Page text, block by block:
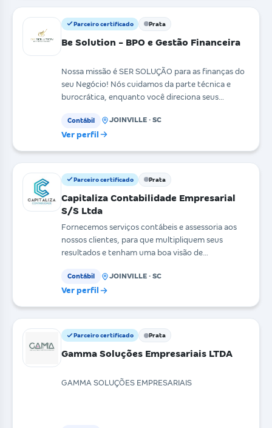
Parceiro certificado Prata
Be Solution - BPO e Gestão Financeira
Nossa missão é SER SOLUÇÃO para as finanças do
seu Negócio! Nós cuidamos da parte técnica e
burocrática, enquanto você direciona seus
Contábil JOINVILLE · SC
Ver perfil
Parceiro certificado Prata
Capitaliza Contabilidade Empresarial
S/S Ltda
Fornecemos serviços contábeis e assessoria aos
nossos clientes, para que multipliquem seus
resultados e tenham uma boa visão de
Contábil JOINVILLE · SC
Ver perfil
Parceiro certificado Prata
Gamma Soluções Empresariais LTDA
GAMMA SOLUÇÕES EMPRESARIAIS